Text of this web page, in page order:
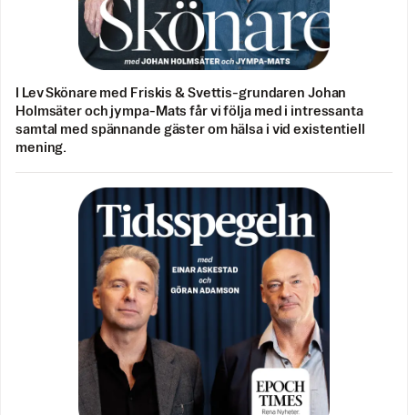
I Lev Skönare med Friskis & Svettis-grundaren Johan
Holmsäter och jympa-Mats får vi följa med i intressanta
samtal med spännande gäster om hälsa i vid existentiell
mening.